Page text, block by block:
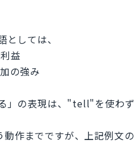
しては、
益
の強み
る」の表現は、"tell"を使
作までですが、上記例文